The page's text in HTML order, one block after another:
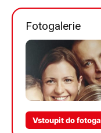
Fotogalerie
Vstoupit do